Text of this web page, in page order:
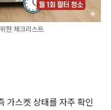
한 체크리스트
가스켓 상태를 자주 확인